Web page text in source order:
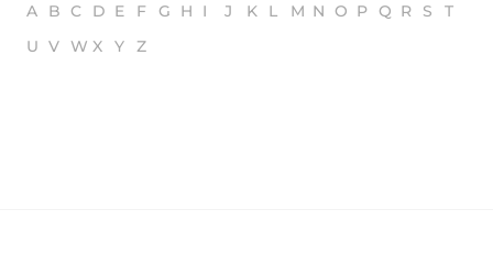
A
B C D E F G H I J K L M N O P Q R S
T
U V W X Y Z